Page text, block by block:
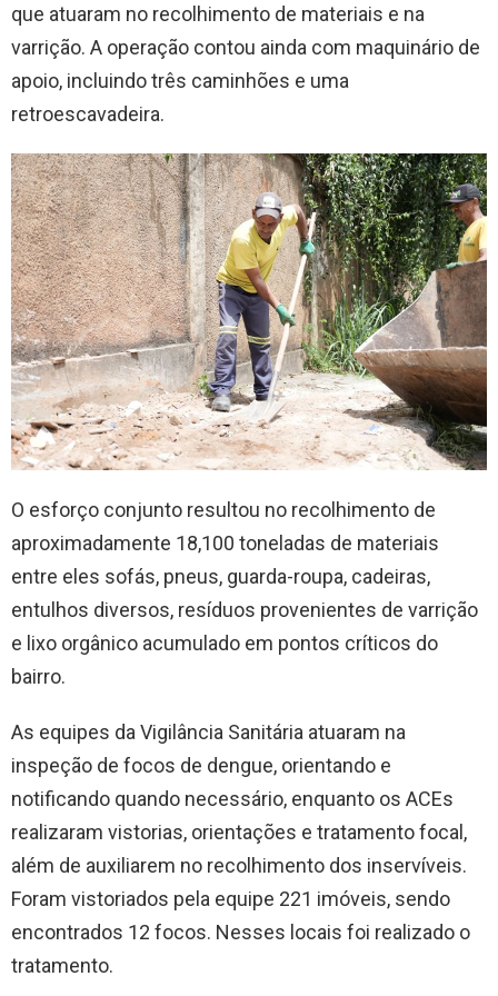
que atuaram no recolhimento de materiais e na
varrição. A operação contou ainda com maquinário de
apoio, incluindo três caminhões e uma
retroescavadeira.
O esforço conjunto resultou no recolhimento de
aproximadamente 18,100 toneladas de materiais
entre eles sofás, pneus, guarda-roupa, cadeiras,
entulhos diversos, resíduos provenientes de varrição
e lixo orgânico acumulado em pontos críticos do
bairro.
As equipes da Vigilância Sanitária atuaram na
inspeção de focos de dengue, orientando e
notificando quando necessário, enquanto os ACEs
realizaram vistorias, orientações e tratamento focal,
além de auxiliarem no recolhimento dos inservíveis.
Foram vistoriados pela equipe 221 imóveis, sendo
encontrados 12 focos. Nesses locais foi realizado o
tratamento.